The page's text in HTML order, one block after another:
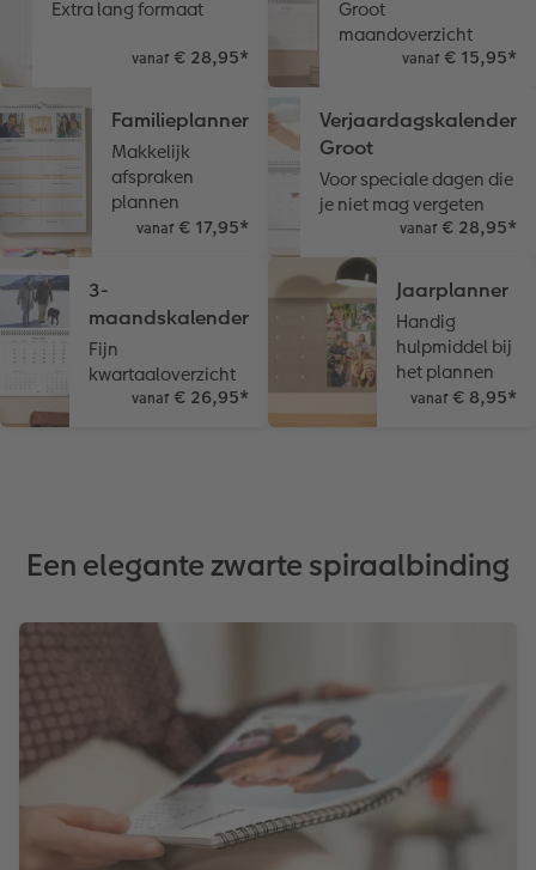
Extra lang formaat
vanaf € 28,95*
Groot
maandoverzicht
vanaf € 15,95*
Familieplanner
Makkelijk
afspraken
plannen
vanaf € 17,95*
Verjaardagskalender
Groot
Voor speciale dagen die
je niet mag vergeten
vanaf € 28,95*
3-
maandskalender
Fijn
kwartaaloverzicht
vanaf € 26,95*
Jaarplanner
Handig
hulpmiddel bij
het plannen
vanaf € 8,95*
Een elegante zwarte spiraalbinding